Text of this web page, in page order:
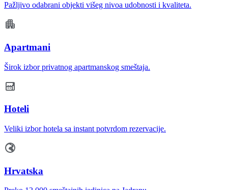
Pažljivo odabrani objekti višeg nivoa udobnosti i kvaliteta.
Apartmani
Širok izbor privatnog apartmanskog smeštaja.
Hoteli
Veliki izbor hotela sa instant potvrdom rezervacije.
Hrvatska